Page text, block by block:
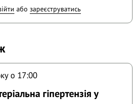
абозареєструватись
o 17:00
гіпертензія у